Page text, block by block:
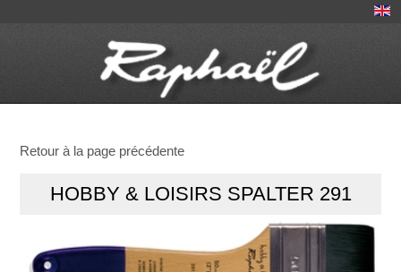
Retour à la page précédente
HOBBY & LOISIRS SPALTER 291